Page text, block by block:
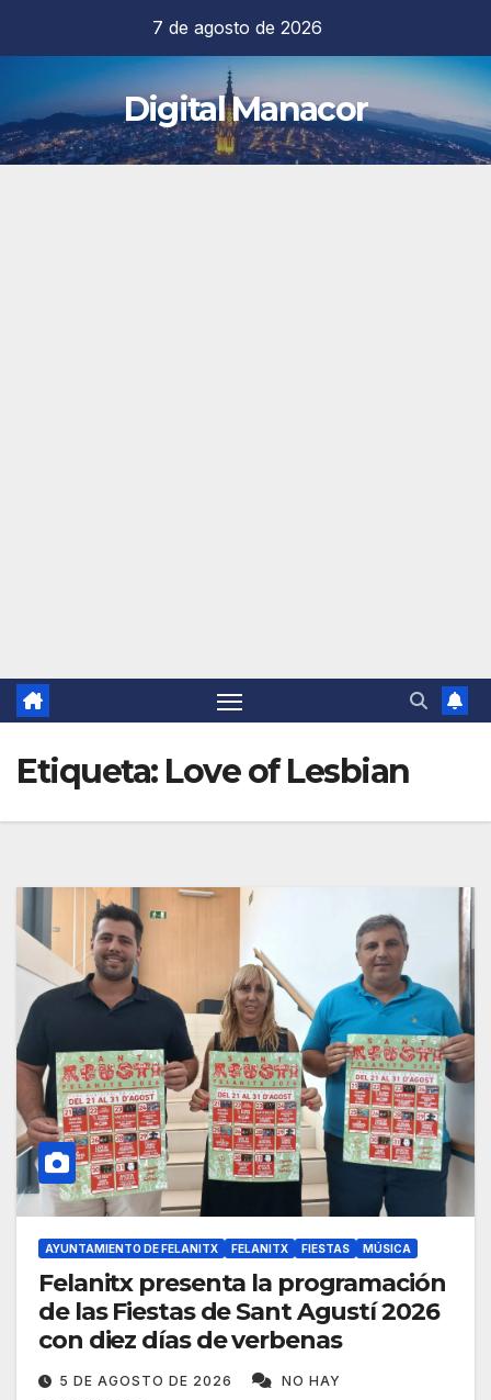
contenido
7 de agosto de 2026
Digital Manacor
Etiqueta: Love of Lesbian
AYUNTAMIENTO DE FELANITX FELANITX FIESTAS MÚSICA
Felanitx presenta la programación
de las Fiestas de Sant Agustí 2026
con diez días de verbenas
5 DE AGOSTO DE 2026
NO HAY